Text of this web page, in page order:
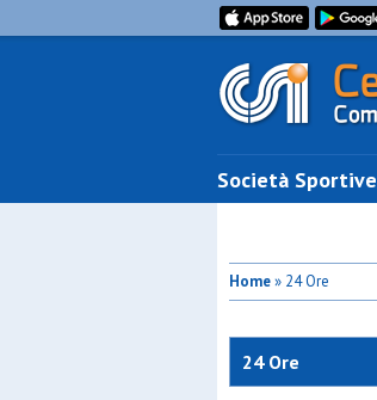
Società Sportive
Home» 24 Ore
24 Ore